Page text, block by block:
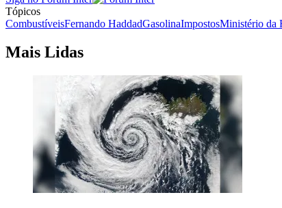
Tópicos
CombustíveisFernando HaddadGasolinaImpostosMinistério da
Mais Lidas